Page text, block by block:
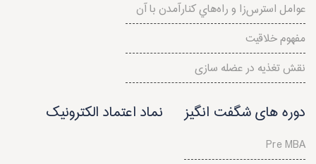
عوامل استرس‌‌زا و راه‌هاي کنارآمدن با آن
مفهوم خلاقيت
نقش تغذیه در عضله سازی
دوره های شگفت انگیز
Pre MBA
نماد اعتماد الکترونیک